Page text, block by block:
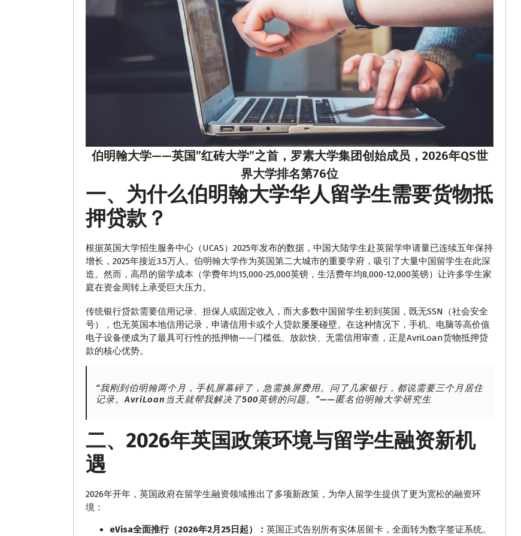
伯明翰大学——英国”红砖大学”之首，罗素大学集团创始成员，2026年QS世
界大学排名第76位
一、为什么伯明翰大学华人留学生需要货物抵
押贷款？
根据英国大学招生服务中心（UCAS）2025年发布的数据，中国大陆学生赴英留学申请量已连续五年保持
增长，2025年接近3.5万人。伯明翰大学作为英国第二大城市的重要学府，吸引了大量中国留学生在此深
造。然而，高昂的留学成本（学费年均15,000-25,000英镑，生活费年均8,000-12,000英镑）让许多学生家
庭在资金周转上承受巨大压力。
传统银行贷款需要信用记录、担保人或固定收入，而大多数中国留学生初到英国，既无SSN（社会安全
号），也无英国本地信用记录，申请信用卡或个人贷款屡屡碰壁。在这种情况下，手机、电脑等高价值
电子设备便成为了最具可行性的抵押物——门槛低、放款快、无需信用审查，正是AvriLoan货物抵押贷
款的核心优势。
“我刚到伯明翰两个月，手机屏幕碎了，急需换屏费用。问了几家银行，都说需要三个月居住
记录。AvriLoan当天就帮我解决了500英镑的问题。”——匿名伯明翰大学研究生
二、2026年英国政策环境与留学生融资新机
遇
2026年开年，英国政府在留学生融资领域推出了多项新政策，为华人留学生提供了更为宽松的融资环
境：
eVisa全面推行（2026年2月25日起）： 英国正式告别所有实体居留卡，全面转为数字签证系统。